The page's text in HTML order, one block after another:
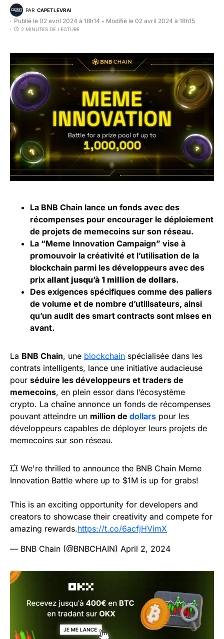
PAR CAPETLEVRAI
Publié le 02 avril 2024 à 18h14 • Modifié le 02 avril 2024 à 18h15
2 MINUTES DE LECTURE
La BNB Chain lance un fonds avec des
récompenses pour encourager le déploiement
de projets de memecoins sur son réseau.
La “Meme Innovation Campaign” vise à
promouvoir la créativité et l’utilisation de la
blockchain parmi les développeurs avec des
prix allant jusqu’à 1 million de dollars.
Des exigences spécifiques comme des paliers
de volume et de nombre d’utilisateurs, ainsi
qu’un audit des smart contracts sont mises en
avant.
La BNB Chain, une blockchain spécialisée dans les
contrats intelligents, lance une initiative audacieuse
pour séduire les développeurs et traders de
memecoins, en plein essor dans l’écosystème
crypto. La chaîne annonce un fonds de récompenses
pouvant atteindre un million de dollars pour les
développeurs capables de déployer leurs projets de
memecoins sur son réseau.
💥 We're thrilled to announce the BNB Chain Meme
Innovation Battle where up to $1M is up for grabs!
This is an exciting opportunity for developers and
creators to showcase their creativity and compete for
amazing rewards.https://t.co/6acfjHVimX
— BNB Chain (@BNBCHAIN) April 2, 2024